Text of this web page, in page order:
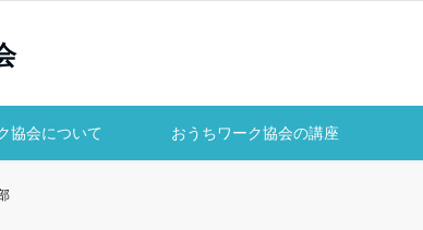
協会について おうちワーク協会の講座